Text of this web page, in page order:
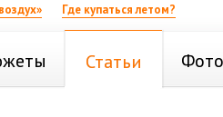
Где купаться летом?
Статьи Фото